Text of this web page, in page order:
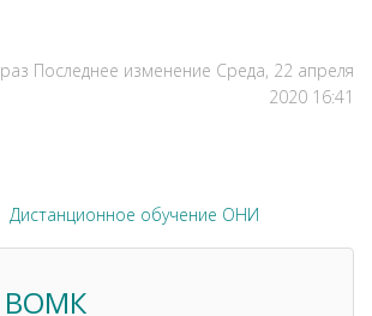
раз Последнее изменение Среда, 22 апреля
2020 16:41
Дистанционное обучение ОНИ
ВОМК